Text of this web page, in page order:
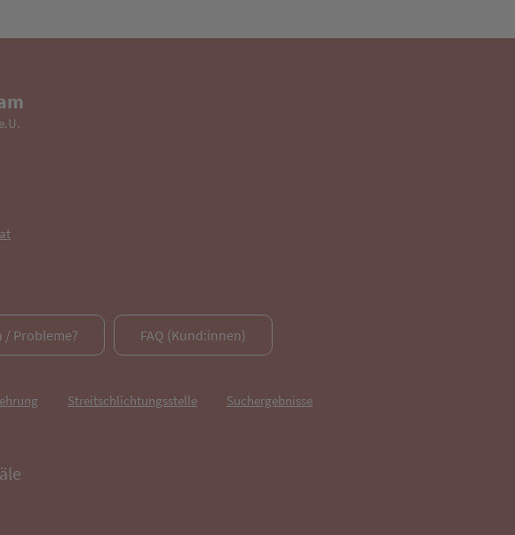
/ Probleme? FAQ (Kund:innen)
Streitschlichtungsstelle Suchergebnisse
Tab)